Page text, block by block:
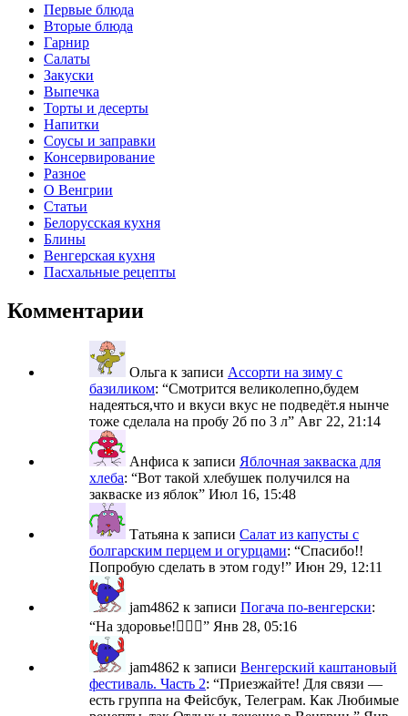
Первые блюда
Вторые блюда
Гарнир
Салаты
Закуски
Выпечка
Торты и десерты
Напитки
Соусы и заправки
Консервирование
Разное
О Венгрии
Статьи
Белорусская кухня
Блины
Венгерская кухня
Пасхальные рецепты
Комментарии
Ольга к записи Ассорти на зиму с
базиликом: “Смотрится великолепно,будем
надеяться,что и вкуси вкус не подведёт.я нынче
тоже сделала на пробу 2б по 3 л” Авг 22, 21:14
Анфиса к записи Яблочная закваска для
хлеба: “Вот такой хлебушек получился на
закваске из яблок” Июл 16, 15:48
Татьяна к записи Салат из капусты с
болгарским перцем и огурцами: “Спасибо!!
Попробую сделать в этом году!” Июн 29, 12:11
jam4862 к записи Погача по-венгерски:
“На здоровье!🙋🏼‍♀️” Янв 28, 05:16
jam4862 к записи Венгерский каштановый
фестиваль. Часть 2: “Приезжайте! Для связи —
есть группа на Фейсбук, Телеграм. Как Любимые